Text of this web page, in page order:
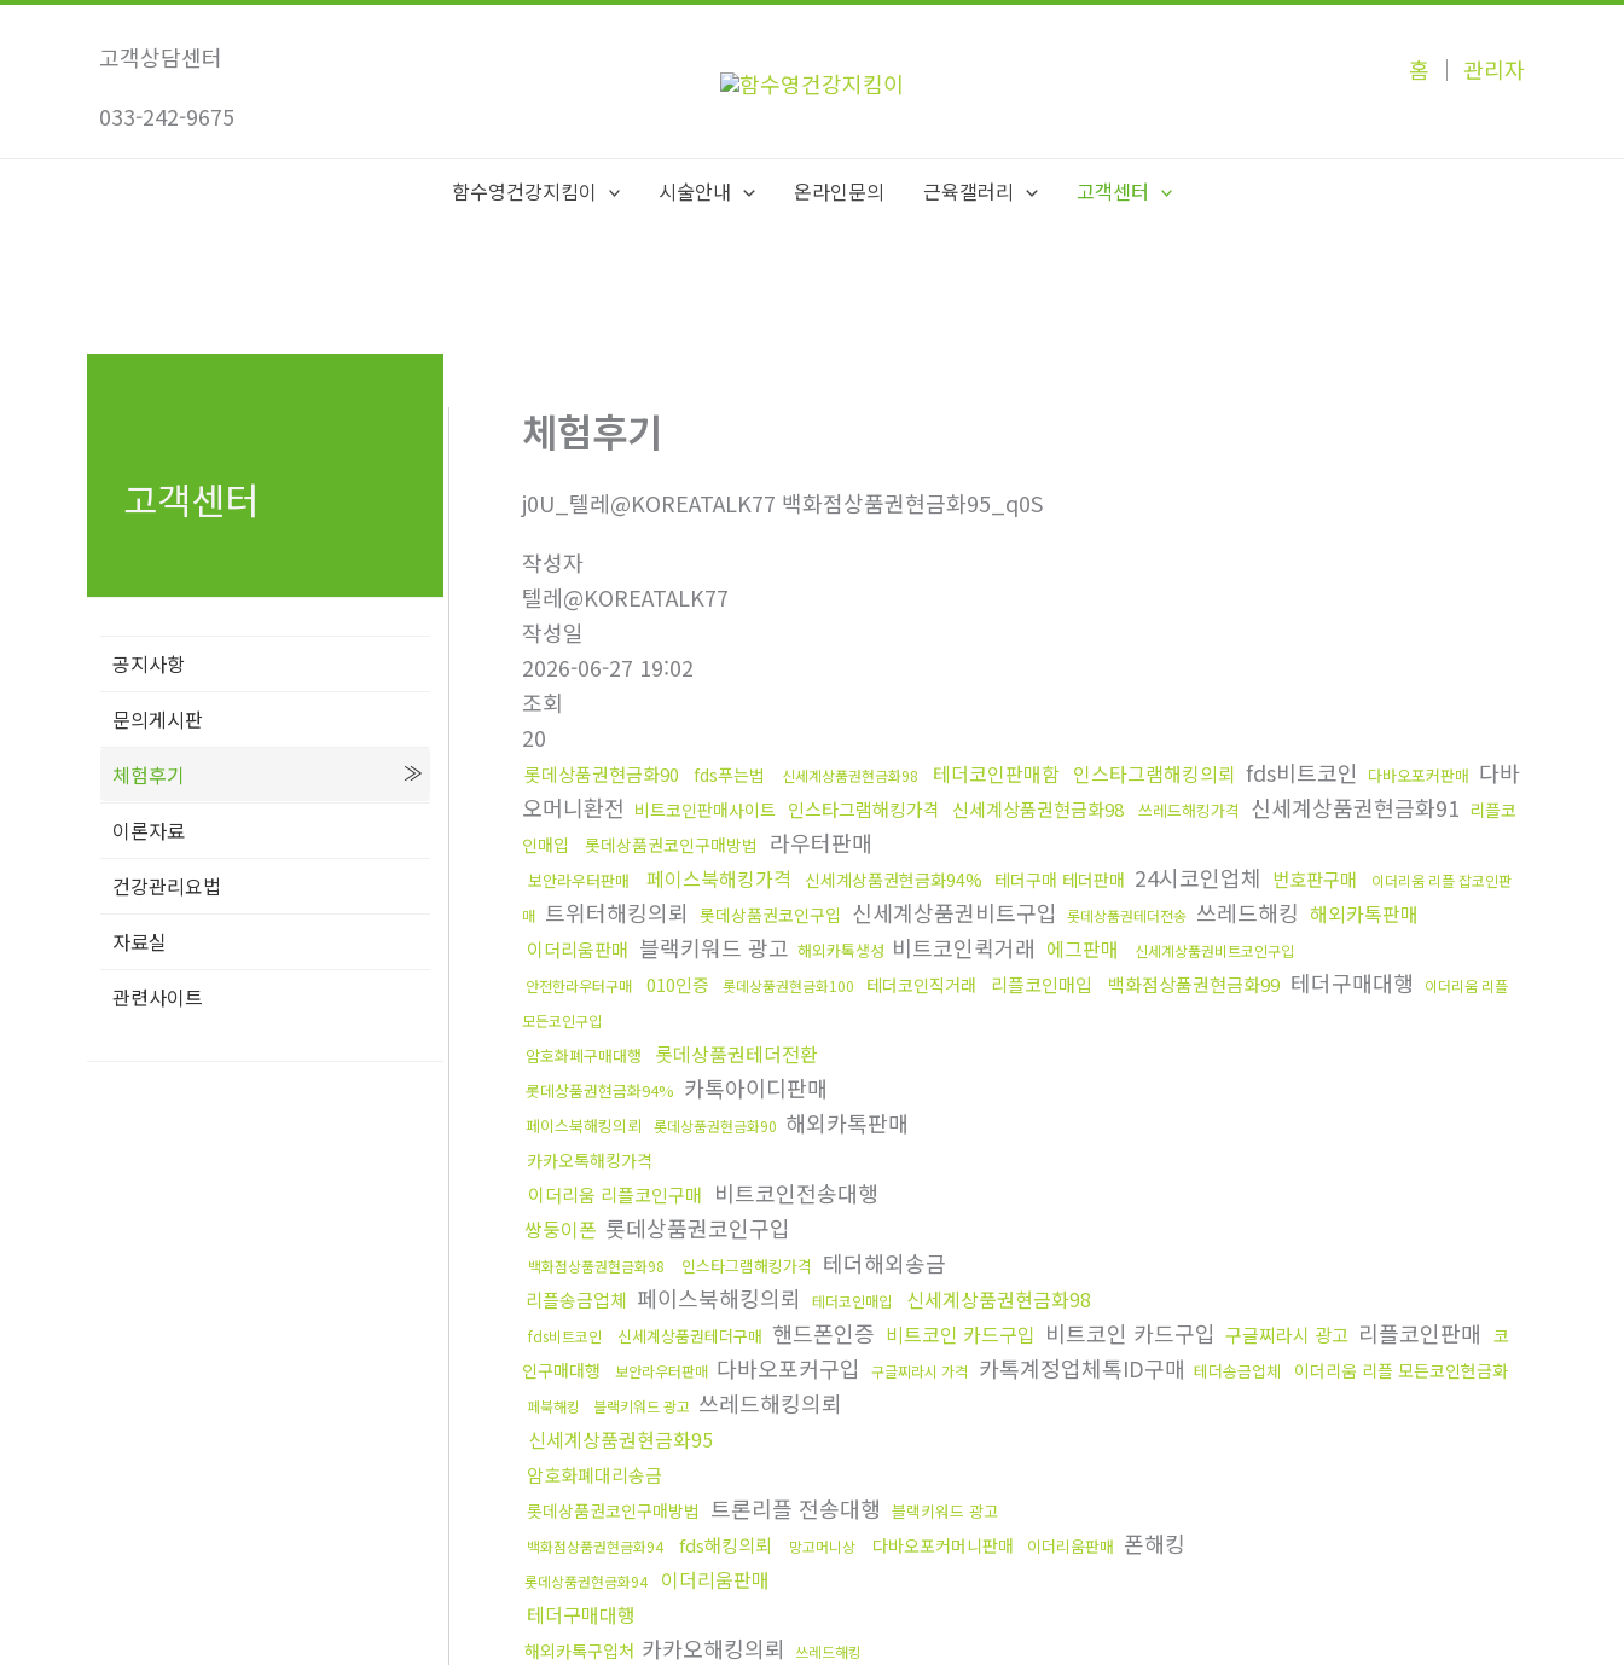
콘
고객상담센터
033-242-9675
홈 │ 관리자
함수영건강지킴이 시술안내 온라인문의 근육갤러리 고객센터
고객센터
공지사항
문의게시판
체험후기
이론자료
건강관리요법
자료실
관련사이트
체험후기
j0U_텔레@KOREATALK77 백화점상품권현금화95_q0S
작성자
텔레@KOREATALK77
작성일
2026-06-27 19:02
조회
20
롯데상품권현금화90 fds푸는법 신세계상품권현금화98 테더코인판매함 인스타그램해킹의뢰 fds비트코인 다바오포커판매 다바
오머니환전 비트코인판매사이트 인스타그램해킹가격 신세계상품권현금화98 쓰레드해킹가격 신세계상품권현금화91 리플코
인매입
롯데상품권코인구매방법 라우터판매
보안라우터판매 페이스북해킹가격 신세계상품권현금화94% 테더구매 테더판매 24시코인업체 번호판구매
이더리움 리플 잡코인판
매 트위터해킹의뢰 롯데상품권코인구입 신세계상품권비트구입 롯데상품권테더전송 쓰레드해킹 해외카톡판매
이더리움판매 블랙키워드 광고 해외카톡생성 비트코인퀵거래 에그판매
신세계상품권비트코인구입
안전한라우터구매
010인증 롯데상품권현금화100 테더코인직거래 리플코인매입 백화점상품권현금화99 테더구매대행
이더리움 리플
모든코인구입
암호화폐구매대행 롯데상품권테더전환
롯데상품권현금화94% 카톡아이디판매
페이스북해킹의뢰 롯데상품권현금화90 해외카톡판매
카카오톡해킹가격
이더리움 리플코인구매 비트코인전송대행
쌍둥이폰 롯데상품권코인구입
백화점상품권현금화98 인스타그램해킹가격 테더해외송금
리플송금업체 페이스북해킹의뢰 테더코인매입 신세계상품권현금화98
fds비트코인 신세계상품권테더구매 핸드폰인증 비트코인 카드구입 비트코인 카드구입 구글찌라시 광고 리플코인판매 코
인구매대행
보안라우터판매 다바오포커구입 구글찌라시 가격 카톡계정업체톡ID구매 테더송금업체 이더리움 리플 모든코인현금화
페북해킹 블랙키워드 광고 쓰레드해킹의뢰
신세계상품권현금화95
암호화폐대리송금
롯데상품권코인구매방법 트론리플 전송대행 블랙키워드 광고
백화점상품권현금화94 fds해킹의뢰 망고머니상 다바오포커머니판매 이더리움판매 폰해킹
롯데상품권현금화94
이더리움판매
테더구매대행
해외카톡구입처 카카오해킹의뢰 쓰레드해킹